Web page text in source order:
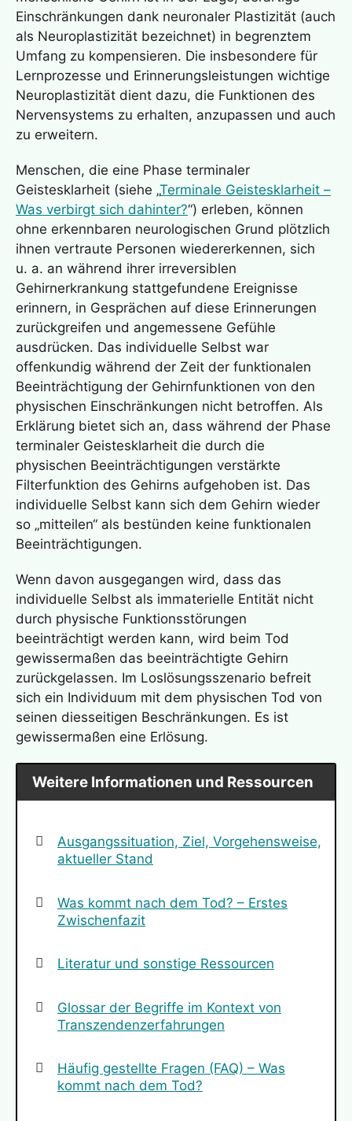
Einschränkungen dank neuronaler Plastizität (auch
als Neuroplastizität bezeichnet) in begrenztem
Umfang zu kompensieren. Die insbesondere für
Lernprozesse und Erinnerungsleistungen wichtige
Neuroplastizität dient dazu, die Funktionen des
Nervensystems zu erhalten, anzupassen und auch
zu erweitern.
Menschen, die eine Phase terminaler
Geistesklarheit (siehe „Terminale Geistesklarheit –
Was verbirgt sich dahinter?“) erleben, können
ohne erkennbaren neurologischen Grund plötzlich
ihnen vertraute Personen wiedererkennen, sich
u. a. an während ihrer irreversiblen
Gehirnerkrankung stattgefundene Ereignisse
erinnern, in Gesprächen auf diese Erinnerungen
zurückgreifen und angemessene Gefühle
ausdrücken. Das individuelle Selbst war
offenkundig während der Zeit der funktionalen
Beeinträchtigung der Gehirnfunktionen von den
physischen Einschränkungen nicht betroffen. Als
Erklärung bietet sich an, dass während der Phase
terminaler Geistesklarheit die durch die
physischen Beeinträchtigungen verstärkte
Filterfunktion des Gehirns aufgehoben ist. Das
individuelle Selbst kann sich dem Gehirn wieder
so „mitteilen“ als bestünden keine funktionalen
Beeinträchtigungen.
Wenn davon ausgegangen wird, dass das
individuelle Selbst als immaterielle Entität nicht
durch physische Funktionsstörungen
beeinträchtigt werden kann, wird beim Tod
gewissermaßen das beeinträchtigte Gehirn
zurückgelassen. Im Loslösungsszenario befreit
sich ein Individuum mit dem physischen Tod von
seinen diesseitigen Beschränkungen. Es ist
gewissermaßen eine Erlösung.
Weitere Informationen und Ressourcen
Ausgangssituation, Ziel, Vorgehensweise,
aktueller Stand
Was kommt nach dem Tod? – Erstes
Zwischenfazit
Literatur und sonstige Ressourcen
Glossar der Begriffe im Kontext von
Transzendenzerfahrungen
Häufig gestellte Fragen (FAQ) – Was
kommt nach dem Tod?